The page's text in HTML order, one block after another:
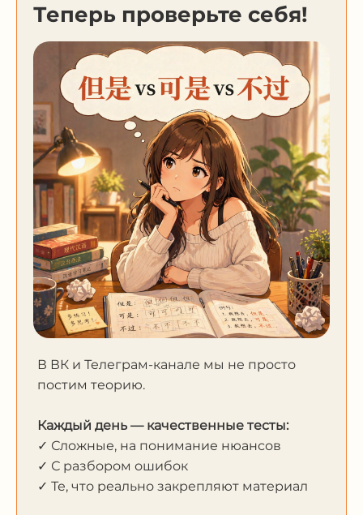
Теперь проверьте себя!
В ВК и Телеграм-канале мы не просто
постим теорию.
Каждый день — качественные тесты:
✓ Сложные, на понимание нюансов
✓ С разбором ошибок
✓ Те, что реально закрепляют материал